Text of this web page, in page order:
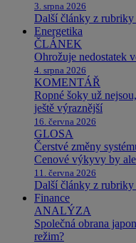
3. srpna 2026
Další články z rubriky
Energetika
ČLÁNEK
Ohrožuje nedostatek
4. srpna 2026
KOMENTÁŘ
Ropné šoky už
ještě výraznější
16. června 2026
GLOSA
Čerstvé změny
Cenové výkyvy by
11. června 2026
Další články z rubriky
Finance
ANALÝZA
Společná obrana
režim?